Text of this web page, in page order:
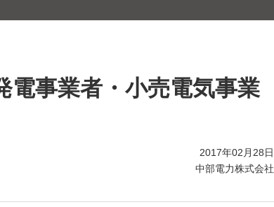
開きます）
電事業者・小売電気事業
2017年02月28日
中部電力株式会社